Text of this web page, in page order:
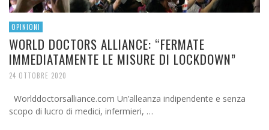
OPINIONI
WORLD DOCTORS ALLIANCE: “FERMATE
IMMEDIATAMENTE LE MISURE DI LOCKDOWN”
24 OTTOBRE 2020
Worlddoctorsalliance.com Un’alleanza indipendente e senza
scopo di lucro di medici, infermieri, …